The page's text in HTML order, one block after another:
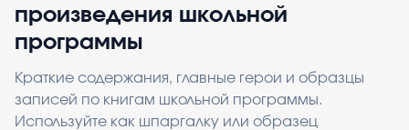
произведения школьной
программы
Краткие содержания, главные герои и образцы
записей по книгам школьной программы.
Используйте как шпаргалку или образец